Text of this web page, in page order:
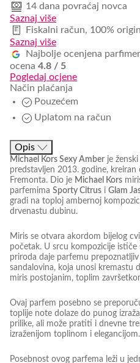
14 dana povraćaj novca
Saznaj više
Fiskalni račun, 100%
Saznaj više
Najbolje ocenjena
ocena 4.8 / 5
Pogledaj ocjene
Način plaćanja
Pouzećem
Uplatom na račun
Opis
Michael Kors Sexy Amber je
predstavljen 2013. godine,
Fremonta. Dio je Michael Kors
parfemima Sporty Citrus i Glam
gradi na toploj ambernoj
drvenastu dubinu.
Miris se otvara akordom bijelog
početak. U srcu kompozicije ističe
priroda daje parfemu
sandalovina, koja unosi kremastu
miris postojanim, toplim
Ovaj parfem posebno se
toplije note dolaze do punog
prilike, ali može pratiti i dnevne
izraženijom toplinom i elegancijom.
Posebnost ovog parfema leži u